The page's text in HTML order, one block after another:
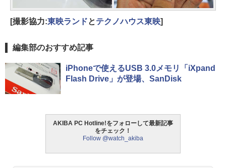
[撮影協力:東映ランドとテクノハウス東映]
編集部のおすすめ記事
iPhoneで使えるUSB 3.0メモリ「iXpand
Flash Drive」が登場、SanDisk
AKIBA PC Hotline!をフォローして最新記事
をチェック！
Follow @watch_akiba